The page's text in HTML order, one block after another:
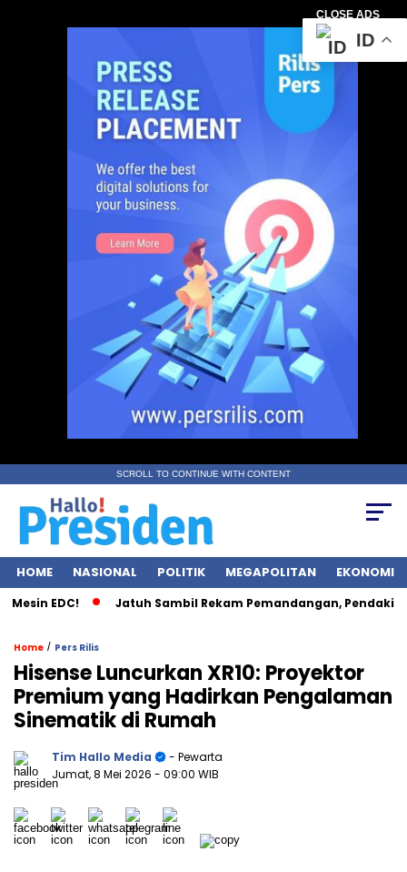
CLOSE ADS
SCROLL TO CONTINUE WITH CONTENT
HOME NASIONAL POLITIK MEGAPOLITAN EKONOMI
EDC! Jatuh Sambil Rekam Pemandangan, Pendaki
Home / Pers Rilis
Hisense Luncurkan XR10: Proyektor
Premium yang Hadirkan Pengalaman
Sinematik di Rumah
Tim Hallo Media
- Pewarta
Jumat, 8 Mei 2026 - 09:00 WIB
ID